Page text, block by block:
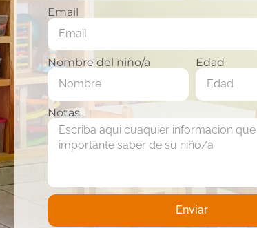
Email
Nombre del niño/a Edad
Notas
Enviar